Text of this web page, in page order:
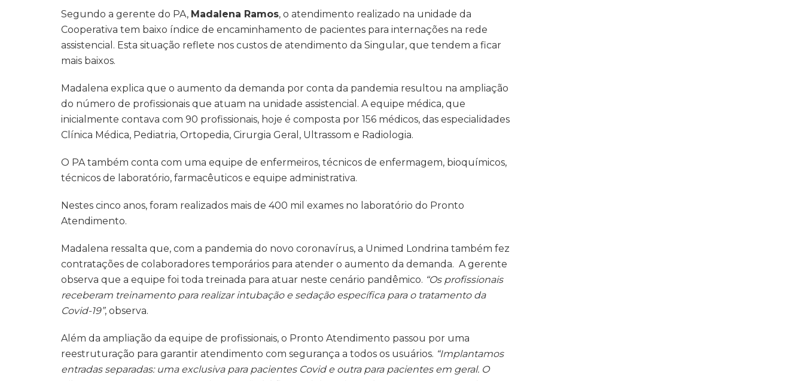
Segundo a gerente do PA, Madalena Ramos, o atendimento realizado na unidade da
Cooperativa tem baixo índice de encaminhamento de pacientes para internações na rede
assistencial. Esta situação reflete nos custos de atendimento da Singular, que tendem a ficar
mais baixos.
Madalena explica que o aumento da demanda por conta da pandemia resultou na ampliação
do número de profissionais que atuam na unidade assistencial. A equipe médica, que
inicialmente contava com 90 profissionais, hoje é composta por 156 médicos, das especialidades
Clínica Médica, Pediatria, Ortopedia, Cirurgia Geral, Ultrassom e Radiologia.
O PA também conta com uma equipe de enfermeiros, técnicos de enfermagem, bioquímicos,
técnicos de laboratório, farmacêuticos e equipe administrativa.
Nestes cinco anos, foram realizados mais de 400 mil exames no laboratório do Pronto
Atendimento.
Madalena ressalta que, com a pandemia do novo coronavírus, a Unimed Londrina também fez
contratações de colaboradores temporários para atender o aumento da demanda. A gerente
observa que a equipe foi toda treinada para atuar neste cenário pandêmico. “Os profissionais
receberam treinamento para realizar intubação e sedação específica para o tratamento da
Covid-19”, observa.
Além da ampliação da equipe de profissionais, o Pronto Atendimento passou por uma
reestruturação para garantir atendimento com segurança a todos os usuários. “Implantamos
entradas separadas: uma exclusiva para pacientes Covid e outra para pacientes em geral. O